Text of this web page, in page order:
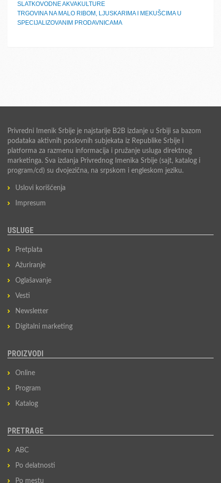
SLATKOVODNE AKVAKULTURE
TRGOVINA NA MALO RIBOM, LJUSKARIMA I MEKUŠCIMA U
SPECIJALIZOVANIM PRODAVNICAMA
Privredni Imenik Srbije je najstarije B2B izdanje u Srbiji sa bazom
podataka aktivnih poslovnih subjekata iz Republike Srbije i
platforma za razmenu informacija i pružanje usluga direktnog
marketinga. Sva izdanja Privrednog Imenika Srbije (sajt, katalog i
program/cd) su dvojezična, na srpskom i engleskom jeziku.
Uslovi korišćenja
Impresum
USLUGE
Pretplata
Ažuriranje
Oglašavanje
Vesti
Newsletter
Digitalni marketing
PROIZVODI
Online
Program
Katalog
PRETRAGE
ABC
Po delatnosti
Po mestu